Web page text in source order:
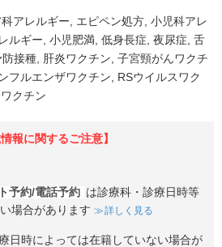
科アレルギー エピペン処方 小児科アレ
ルギー 小児肥満 低身長症 夜尿症 舌
接種 肝炎ワクチン 子宮頸がんワクチ
フルエンザワクチン
RSウイルスワク
クチン
情報に関するご注意】
予約/電話予約 は診療科・診療日時等
場合があります
詳しく見る
日時によっては在籍していない場合が